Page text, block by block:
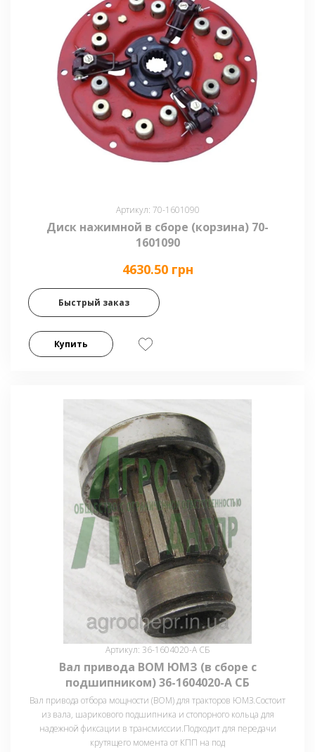
Артикул: 70-1601090
Диск нажимной в сборе (корзина) 70-
1601090
4630.50 грн
Быстрый заказ
Купить
Артикул: 36-1604020-А СБ
Вал привода ВОМ ЮМЗ (в сборе с
подшипником) 36-1604020-А СБ
Вал привода отбора мощности (ВОМ) для тракторов ЮМЗ.Состоит
из вала, шарикового подшипника и стопорного кольца для
надежной фиксации в трансмиссии.Подходит для передачи
крутящего момента от КПП на под